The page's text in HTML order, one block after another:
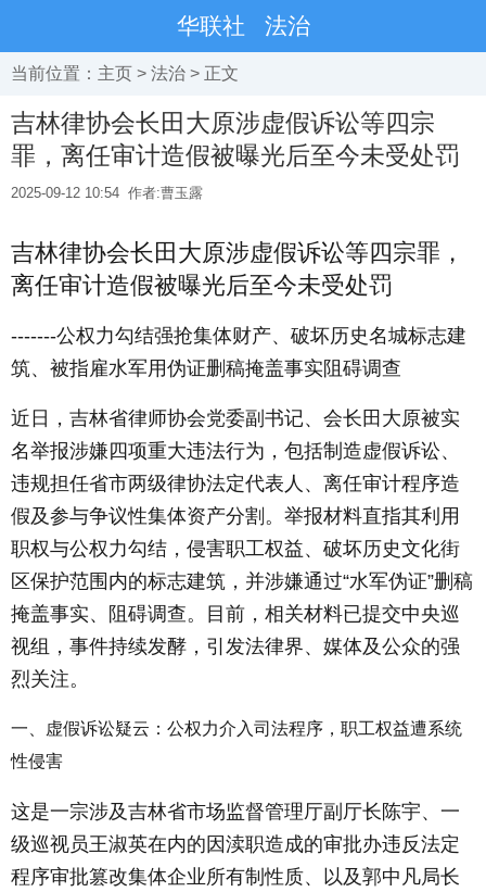
华联社 法治
当前位置： 主页 > 法治 > 正文
吉林律协会长田大原涉虚假诉讼等四宗
罪，离任审计造假被曝光后至今未受处罚
2025-09-12 10:54 作者:曹玉露
吉林律协会长田大原涉虚假诉讼等四宗罪，
离任审计造假被曝光后至今未受处罚
-------公权力勾结强抢集体财产、破坏历史名城标志建
筑、被指雇水军用伪证删稿掩盖事实阻碍调查
近日，吉林省律师协会党委副书记、会长田大原被实
名举报涉嫌四项重大违法行为，包括制造虚假诉讼、
违规担任省市两级律协法定代表人、离任审计程序造
假及参与争议性集体资产分割。举报材料直指其利用
职权与公权力勾结，侵害职工权益、破坏历史文化街
区保护范围内的标志建筑，并涉嫌通过“水军伪证”删稿
掩盖事实、阻碍调查。目前，相关材料已提交中央巡
视组，事件持续发酵，引发法律界、媒体及公众的强
烈关注。
一、虚假诉讼疑云：公权力介入司法程序，职工权益遭系统
性侵害
这是一宗涉及吉林省市场监督管理厅副厅长陈宇、一
级巡视员王淑英在内的因渎职造成的审批办违反法定
程序审批篡改集体企业所有制性质、以及郭中凡局长